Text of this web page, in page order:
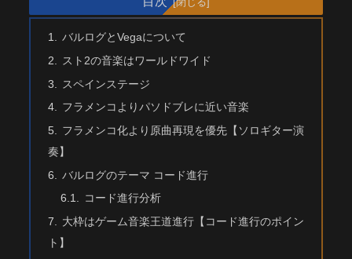
バルログとVegaについて
スト2の音楽はワールドワイド
スペインステージ
フラメンコよりパソドブレに近い音楽
フラメンコ化より原曲再現を優先【ソロギター演
奏】
バルログのテーマ コード進行
コード進行分析
大枠はゲーム音楽王道進行【コード進行のポイン
ト】